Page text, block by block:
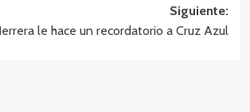
Siguiente:
le hace un recordatorio a Cruz Azul